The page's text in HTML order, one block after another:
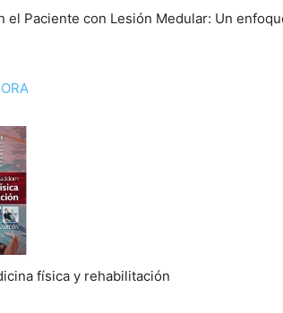
el Paciente con Lesión Medular: Un
física y rehabilitación